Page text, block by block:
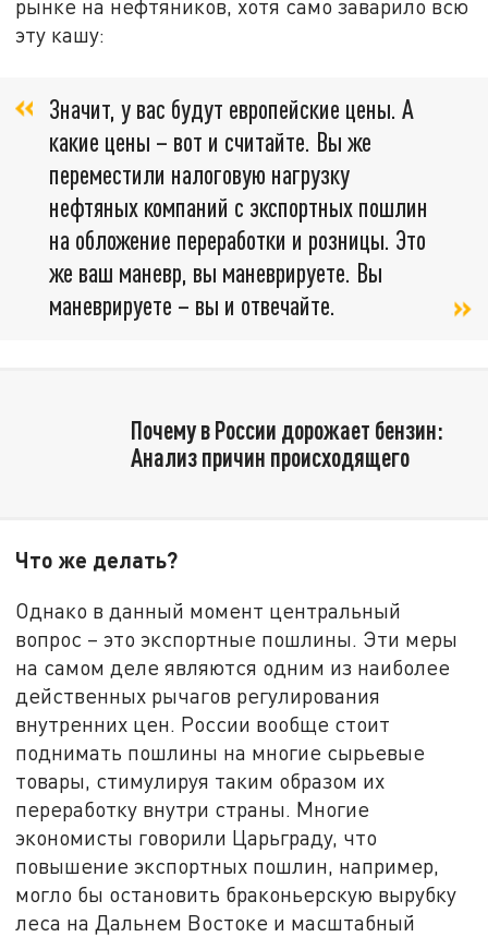
рынке на нефтяников, хотя само заварило всю
эту кашу:
Значит, у вас будут европейские цены. А
какие цены – вот и считайте. Вы же
переместили налоговую нагрузку
нефтяных компаний с экспортных пошлин
на обложение переработки и розницы. Это
же ваш маневр, вы маневрируете. Вы
маневрируете – вы и отвечайте.
Почему в России дорожает бензин:
Анализ причин происходящего
Что же делать?
Однако в данный момент центральный
вопрос – это экспортные пошлины. Эти меры
на самом деле являются одним из наиболее
действенных рычагов регулирования
внутренних цен. России вообще стоит
поднимать пошлины на многие сырьевые
товары, стимулируя таким образом их
переработку внутри страны. Многие
экономисты говорили Царьграду, что
повышение экспортных пошлин, например,
могло бы остановить браконьерскую вырубку
леса на Дальнем Востоке и масштабный